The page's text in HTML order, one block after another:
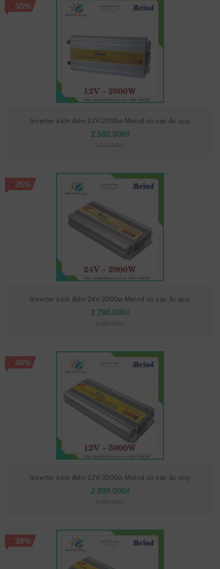
-35%
Inverter kích điện 12V-2000w Meind có sạc ắc quy
2.590.000₫
-35%
Inverter kích điện 24V-2000w Meind có sạc ắc quy
2.790.000₫
-40%
Inverter kích điện 12V-3000w Meind có sạc ắc quy
2.990.000₫
-38%